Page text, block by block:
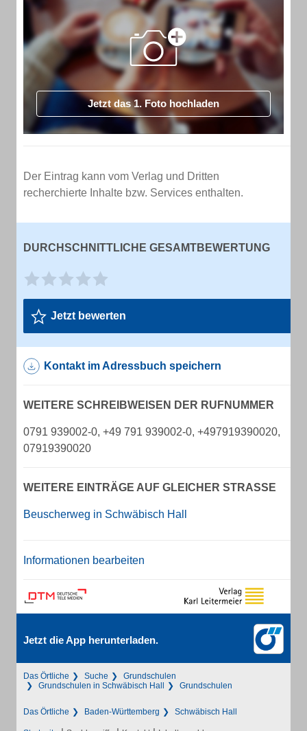
Jetzt das 1. Foto hochladen
Der Eintrag kann vom Verlag und Dritten
recherchierte Inhalte bzw. Services enthalten.
DURCHSCHNITTLICHE GESAMTBEWERTUNG
Jetzt bewerten
Kontakt im Adressbuch speichern
WEITERE SCHREIBWEISEN DER RUFNUMMER
0791 939002-0, +49 791 939002-0, +497919390020,
07919390020
WEITERE EINTRÄGE AUF GLEICHER STRASSE
Beuscherweg in Schwäbisch Hall
Informationen bearbeiten
Jetzt die App herunterladen.
Das Örtliche Suche
Grundschulen
Grundschulen in Schwäbisch Hall
Grundschulen
Das Örtliche Baden-Württemberg Schwäbisch Hall